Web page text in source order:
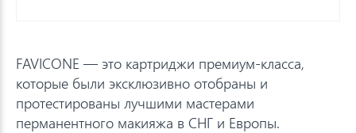
FAVICONE — это картриджи премиум-класса,
которые были эксклюзивно отобраны и
протестированы лучшими мастерами
перманентного макияжа в СНГ и Европы.